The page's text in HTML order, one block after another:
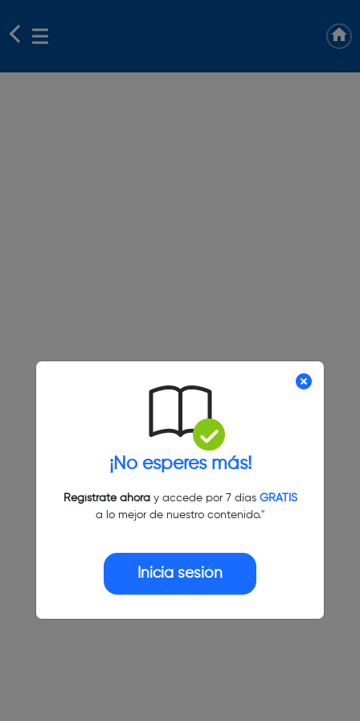
¡No esperes más!
Regístrate ahoray accede por 7 días GRATIS
a lo mejor de nuestro contenido."
Inicia sesión